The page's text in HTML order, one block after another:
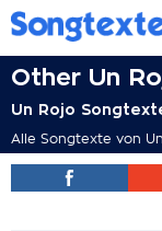
Other Un
Un Rojo
Alle Songtexte von